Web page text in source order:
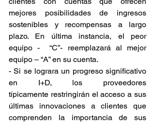
mejores posibilidades de ingresos
sostenibles y recompensas a largo
plazo. En última instancia, el peor
equipo -  “C”- reemplazará al
mejor
equipo – “A” en su cuenta.
- Si se lograra un progreso significativo
típicamente restringirán el acceso a sus
últimas innovaciones a clientes que
comprenden la importancia de sus